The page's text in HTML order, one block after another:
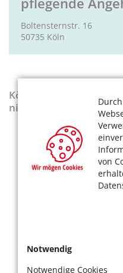
von
Notwendig
Notwendige Cookies
Boltensternstr. 16
50735 Köln
KölnerLeben-
nicht reicht“